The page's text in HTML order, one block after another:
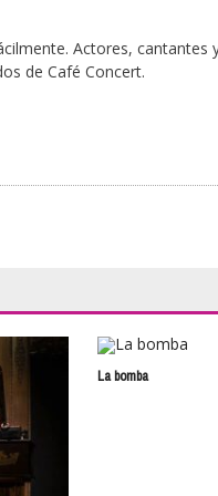
Actores, cantantes
de Café Concert.
La bomba